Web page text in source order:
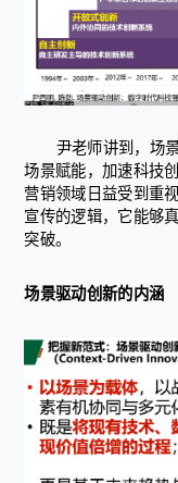
尹老师讲到，场
场景赋能，加速科技
营销领域日益受到重
宣传的逻辑，它能够
突破。
场景驱动创新的内涵